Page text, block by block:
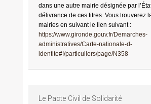
dans une autre mairie désignée par
délivrance de ces titres. Vous trouverez
mairies en suivant le lien suivant :
https://www.gironde.gouv.fr/Demarches-
administratives/Carte-nationale-d-
identite#!/particuliers/page/N358
Le Pacte Civil de Solidarité